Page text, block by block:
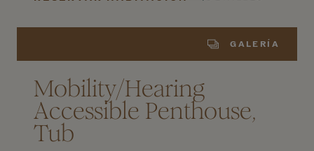
GALERÍA
Mobility/Hearing
Accessible Penthouse,
Tub